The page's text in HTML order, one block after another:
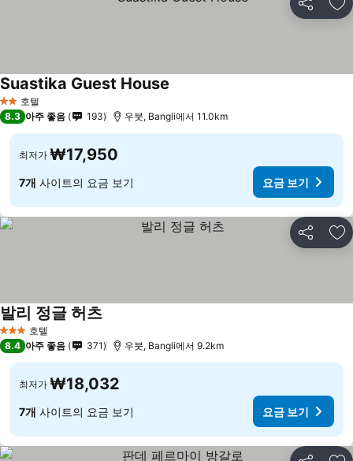
공유 즐
2 성급호텔
Suastika Guest House
8.3 아주 좋음 193 우붓, Bangli에서 11.0km
최저가 ₩17,950
7개 사이트의 요금 보기 요금 보기
공유 즐
3 성급 호텔
발리 정글 허츠
8.4 아주 좋음 371 우붓, Bangli에서 9.2km
최저가 ₩18,032
7개 사이트의 요금 보기 요금 보기